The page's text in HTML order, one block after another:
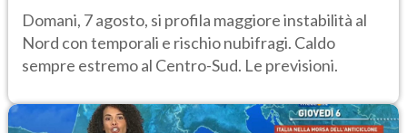
caldo estremo
Domani, 7 agosto, si profila maggiore instabilità al
Nord con temporali e rischio nubifragi. Caldo
sempre estremo al Centro-Sud. Le previsioni.